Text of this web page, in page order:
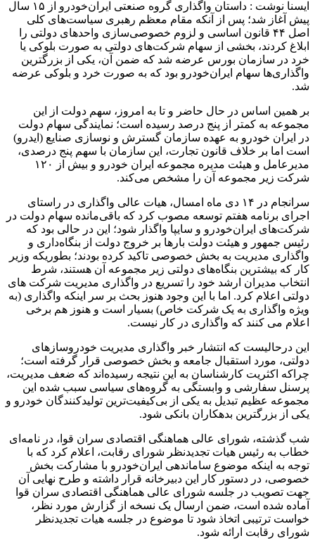
ایسنا نوشت : داستان واگذاری گروه صنعتی ایران‌خودرو از ۱۵ سال
پیش آغاز شد؛ پس از آنکه مقام معظم رهبری سیاست‌های کلی
اصل ۴۴ قانون اساسی و لزوم خصوصی‌سازی واحدهای دولتی را
ابلاغ کردند، بخشی از سهام شرکت‌های دولتی به صورت بلوکی یا
خرد در سازمان بورس عرضه شد که ضمن آن، یکی از بزرگترین
واگذاری‌ها سهام ایران‌خودرو بود که به صورت خرد و بلوکی عرضه
شد.
بر همین اساس در حال حاضر و تا به امروز، سهم دولت از این
مجموعه به کمتر از پنج درصد رسیده است؛ نمایندگی سهام دولت
در ایران خودرو به عهده سازمان گسترش و نوسازی صنایع (ایدرو)
است اما بر خلاف قانون تجارت، این سازمان با سهم پنج درصدی،
مدیرعامل و هیئت مدیره مجموعه ایران خودرو و بیش از ۱۲۰
شرکت زیر مجموعه آن را مشخص می‌کند.
سرانجام در ۱۴ دی ماه امسال، هیات عالی واگذاری در راستای
اجرای برنامه هفتم توسعه مصوب کرد که باقی‌مانده سهام دولت در
شرکت‌های ایران‌خودرو و سایپا واگذار شود؛ این در حالی بود که
رئیس جمهور و هیئت دولت بارها بر خروج دولت از بنگاه‌داری و
واگذاری مدیریت به بخش خصوصی تاکید کرده بودند؛ بطوریکه وزیر
کار که بیشترین بنگاه‌های دولتی زیر مجموعه آن هستند، شرط
انتخاب مدیران ارشد خود را تسریع در واگذاری مدیریت شرکت های
دولتی اعلام کرد. اما با این وجود هنوز بحث بر سر اینکه واگذاری (به
ویژه واگذاری به یک شرکت خاص) بسیار است و هنوز هم برخی
اعلام می کنند که واگذاری در کار نیست.
این درحالیست که انتشار خبر واگذاری مدیریت خودروسازهای
دولتی، مورد استقبال جامعه و بخش خصوصی قرار گرفته است؛
چراکه اکثریت کارشناسان به این نتیجه رسیده‌اند که ضعف مدیریت،
پرسنل سفارشی و وابستگی به گروه‌های سیاسی سبب شده این
مجموعه عظیم تبدیل به یکی از بی‌کیفیت‌ترین تولیدکنندگان خودرو و
یکی از بزرگترین بدهکاران بانکی شود.
شب گذشته، شورای عالی هماهنگی اقتصادی سران قوا، در نامه‌ای
خطاب به رئیس هیات تجدیدنظر شورای رقابت، اعلام کرد که با
توجه به اینکه موضوع ساماندهی ایران‌خودرو با مشارکت بخش
خصوصی، در دستور کار این دبیرخانه قرار داشته و طرح نهایی آن
جهت تصویب در جلسه شورای عالی هماهنگی اقتصادی سران قوا
آماده شده است، ضمن ارسال یک نسخه از گزارش مورد نظر،
خواست ترتیبی اتخاذ شود تا موضوع در جلسه هیات تجدیدنظر
شورای رقابت ارائه شود.